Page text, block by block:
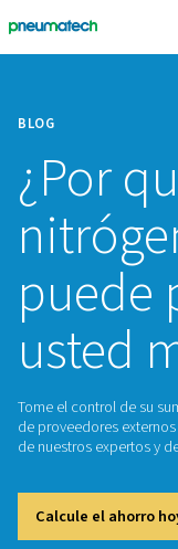
BLOG
¿Por
Tome el control
de proveedores